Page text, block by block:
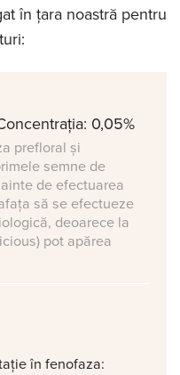
în țara noastră pentru
0,05%
prefloral și
semne de
de efectuarea
să se efectueze
deoarece la
pot apărea
în fenofaza: